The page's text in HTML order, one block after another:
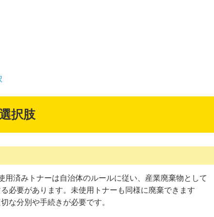
択肢
用済みトナーは自治体のルールに従い、産業廃棄物として
必要があります。未使用トナーも同様に廃棄できます
な分別や手続きが必要です。